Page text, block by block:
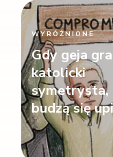
WYRÓŻNIONE
Gdy geja gra
katolicki
symetrysta,
budzą się